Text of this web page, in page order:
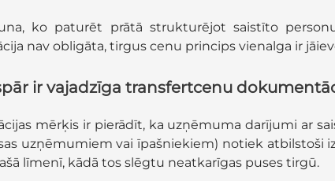
ko paturēt prātā strukturējot saistīto
nav obligāta, tirgus cenu princips vienalga ir
ir vajadzīga transfertcenu
mērķis ir pierādīt, ka uzņēmuma darījumi ar
uzņēmumiem vai īpašniekiem) notiek atbilstoši
līmenī, kādā tos slēgtu neatkarīgas puses tirgū.